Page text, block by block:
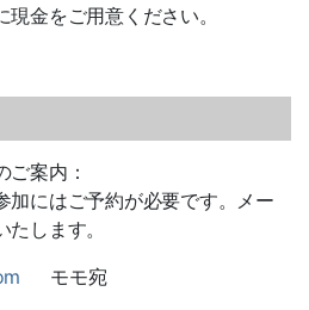
金をご用意ください。
案内：
加にはご予約が必要です。メー
します。
モモ宛